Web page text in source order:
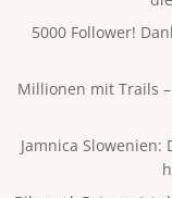
5000 Follower!
Millionen mit Trails
Jamnica